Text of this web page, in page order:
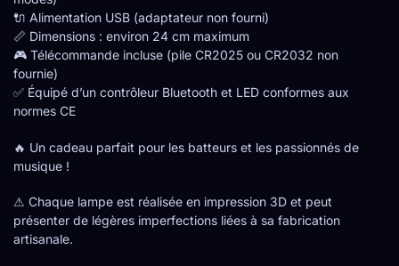
🔌 Alimentation USB (adaptateur non fourni)
📏 Dimensions : environ 24 cm maximum
🎮 Télécommande incluse (pile CR2025 ou CR2032 non
fournie)
✅ Équipé d’un contrôleur Bluetooth et LED conformes aux
normes CE
🔥 Un cadeau parfait pour les batteurs et les passionnés de
musique !
⚠ Chaque lampe est réalisée en impression 3D et peut
présenter de légères imperfections liées à sa fabrication
artisanale.